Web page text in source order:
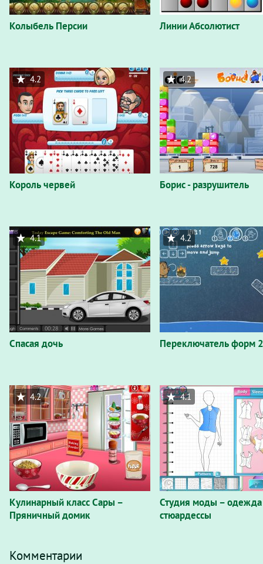
Колыбель Персии Линии Абсолютист
Король червей
4.2
Борис - разрушитель
4.2
Спасая дочь
4.1
Переключатель форм 2
4.2
Кулинарный класс Сары –
Пряничный домик
4.2
Студия моды – одежда
стюардессы
4.1
Комментарии